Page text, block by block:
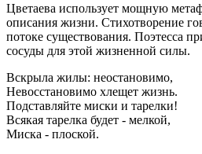
Цветаева использует мощную
описания жизни. Стихотворение
потоке существования. Поэтесса
сосуды для этой жизненной силы.
Вскрыла жилы: неостановимо,
Невосстановимо хлещет жизнь.
Подставляйте миски и тарелки!
Всякая тарелка будет - мелкой,
Миска - плоской.